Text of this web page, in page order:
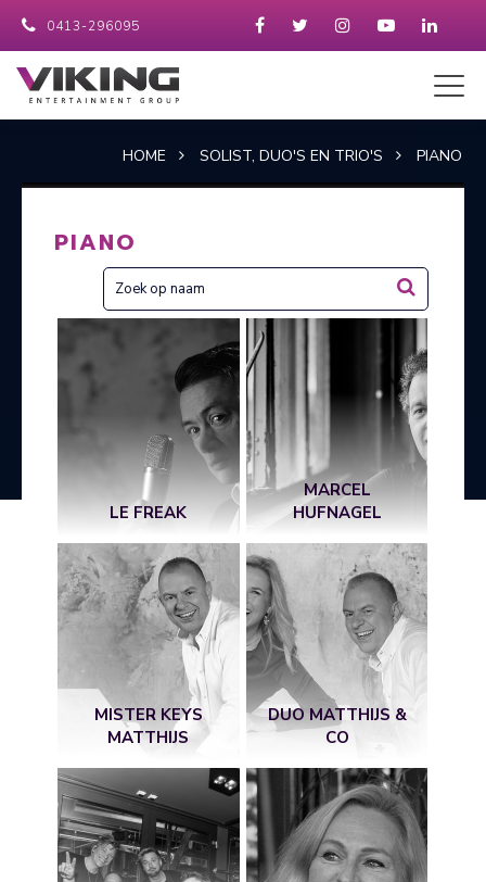
0413-296095
HOME SOLIST, DUO'S EN TRIO'S PIANO
PIANO
LE FREAK
MARCEL
HUFNAGEL
MISTER KEYS
MATTHIJS
DUO MATTHIJS &
CO